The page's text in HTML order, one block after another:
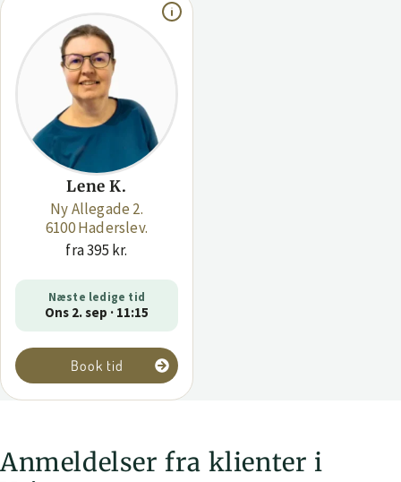
Lene K.
Ny Allegade 2.
6100 Haderslev.
fra 395 kr.
Næste ledige tid
Ons 2. sep · 11:15
Book tid
Anmeldelser fra klienter i